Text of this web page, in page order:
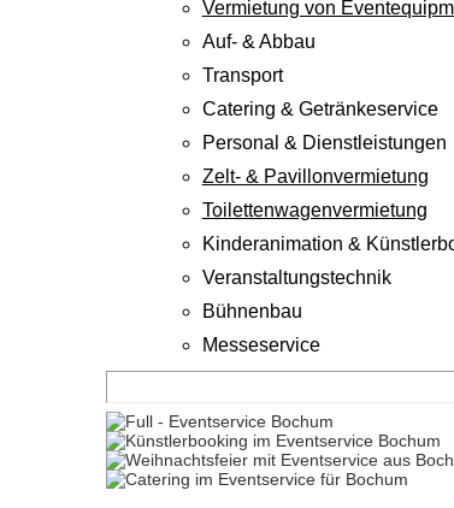
Vermietung von
Auf- & Abbau
Transport
Catering & Getränkeservice
Personal & Dienstleistungen
Zelt- & Pavillonvermietung
Toilettenwagenvermietung
Kinderanimation &
Veranstaltungstechnik
Bühnenbau
Messeservice